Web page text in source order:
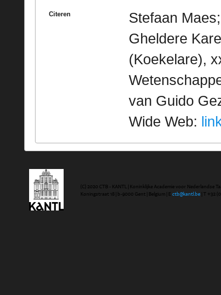
Citeren
Stefaan
Gheldere
(Koekelare),
van Guido
Wide Web:
(C) 2020 CTB - KANTL | Koninklijke Academie voor Nederlandse
Koningstraat 18 | b-9000 Gent | Belgium | E ctb@kantl.be | T +32